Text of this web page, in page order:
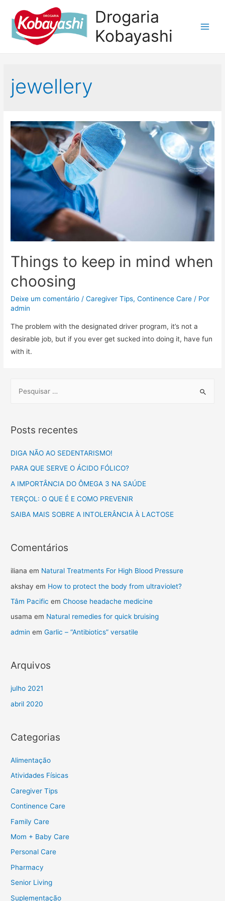
Drogaria
Kobayashi
jewellery
Things to keep in mind when
choosing
Deixe um comentário /Caregiver Tips,Continence Care / Por
admin
The problem with the designated driver program, it’s not a
desirable job, but if you ever get sucked into doing it, have fun
with it.
Posts recentes
DIGA NÃO AO SEDENTARISMO!
PARA QUE SERVE O ÁCIDO FÓLICO?
A IMPORTÂNCIA DO ÔMEGA 3 NA SAÚDE
TERÇOL: O QUE É E COMO PREVENIR
SAIBA MAIS SOBRE A INTOLERÂNCIA À LACTOSE
Comentários
iliana em Natural Treatments For High Blood Pressure
akshay em How to protect the body from ultraviolet?
Tâm Pacific emChoose headache medicine
usama em Natural remedies for quick bruising
admin emGarlic – “Antibiotics” versatile
Arquivos
julho 2021
abril 2020
Categorias
Alimentação
Atividades Físicas
Caregiver Tips
Continence Care
Family Care
Mom + Baby Care
Personal Care
Pharmacy
Senior Living
Suplementação